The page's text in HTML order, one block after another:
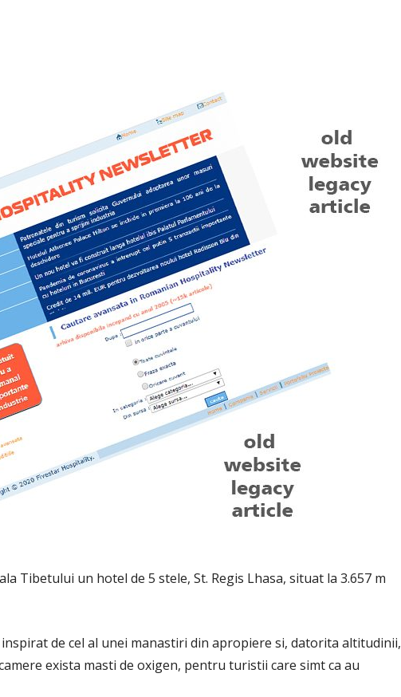
Tibetului un hotel de 5 stele, St. Regis Lhasa, situat la 3.657 m
de cel al unei manastiri din apropiere si, datorita altitudinii,
exista masti de oxigen, pentru turistii care simt ca au